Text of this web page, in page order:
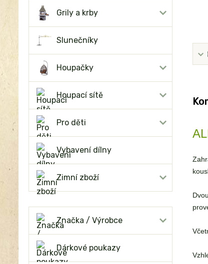
Grily a krby
Slunečníky
Houpačky
Houpací sítě
Pro děti
Vybavení dílny
Zimní zboží
Značka / Výrobce
Dárkové poukazy